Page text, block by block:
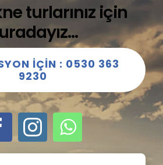
turlarınız için
İÇİN : 0530 363
9230